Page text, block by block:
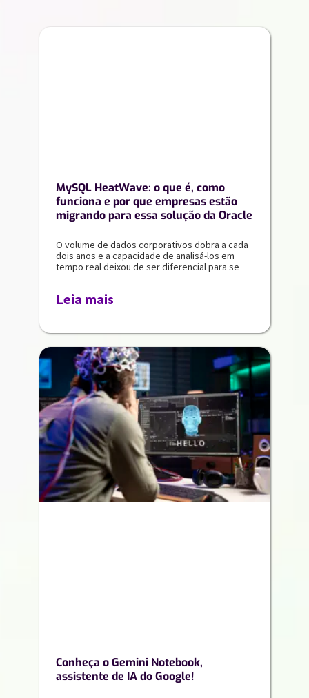
MySQL HeatWave: o que é, como
funciona e por que empresas estão
migrando para essa solução da Oracle
O volume de dados corporativos dobra a cada
dois anos e a capacidade de analisá-los em
tempo real deixou de ser diferencial para se
Leia mais
Conheça o Gemini Notebook,
assistente de IA do Google!